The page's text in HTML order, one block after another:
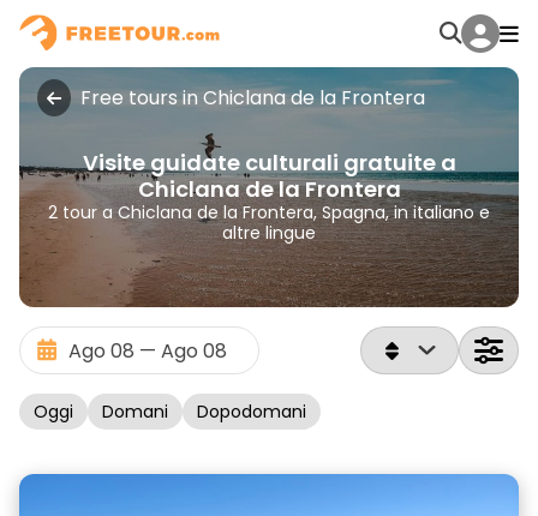
Free tours in Chiclana de la Frontera
Visite guidate culturali gratuite a
Chiclana de la Frontera
2 tour a Chiclana de la Frontera, Spagna, in italiano e
altre lingue
Oggi Domani Dopodomani